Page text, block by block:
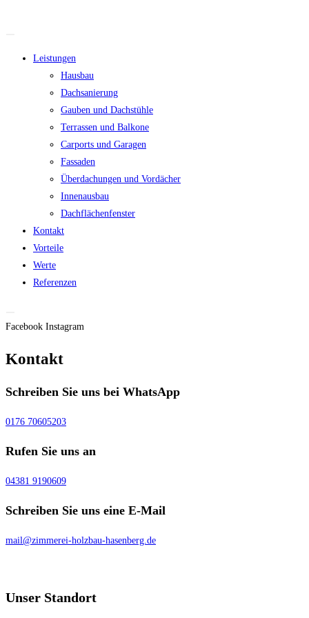
Leistungen
Hausbau
Dachsanierung
Gauben und Dachstühle
Terrassen und Balkone
Carports und Garagen
Fassaden
Überdachungen und Vordächer
Innenausbau
Dachflächenfenster
Kontakt
Vorteile
Werte
Referenzen
Facebook Instagram
Kontakt
Schreiben Sie uns bei WhatsApp
0176 70605203
Rufen Sie uns an
04381 9190609
Schreiben Sie uns eine E-Mail
mail@zimmerei-holzbau-hasenberg.de
Unser Standort